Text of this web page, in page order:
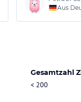
Aus
Gesamtzahl
< 200